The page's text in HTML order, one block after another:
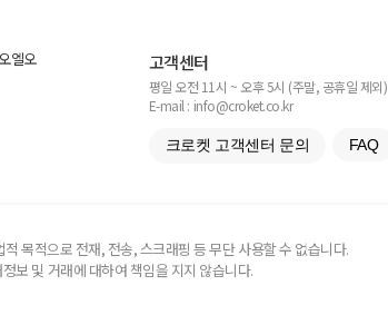
엘오
고객센터
평일 오전 11시 ~ 오후 5시 (주말, 공휴일 제외)
E-mail : info@croket.co.kr
크로켓 고객센터 문의 FAQ
목적으로 전재, 전송, 스크래핑 등 무단 사용할 수 없습니다.
보 및 거래에 대하여 책임을 지지 않습니다.